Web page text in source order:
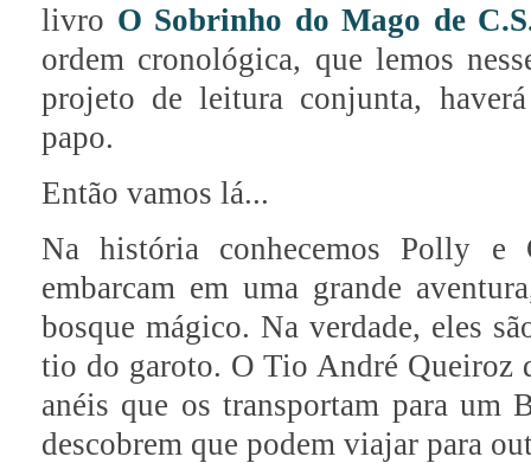
livro O Sobrinho do Mago de
ordem cronológica, que lemos
projeto de leitura conjunta,
papo.
Então vamos lá...
Na história conhecemos Polly e
embarcam em uma grande
bosque mágico. Na verdade, eles
tio do garoto. O Tio André Queiroz
anéis que os transportam para um
descobrem que podem viajar para